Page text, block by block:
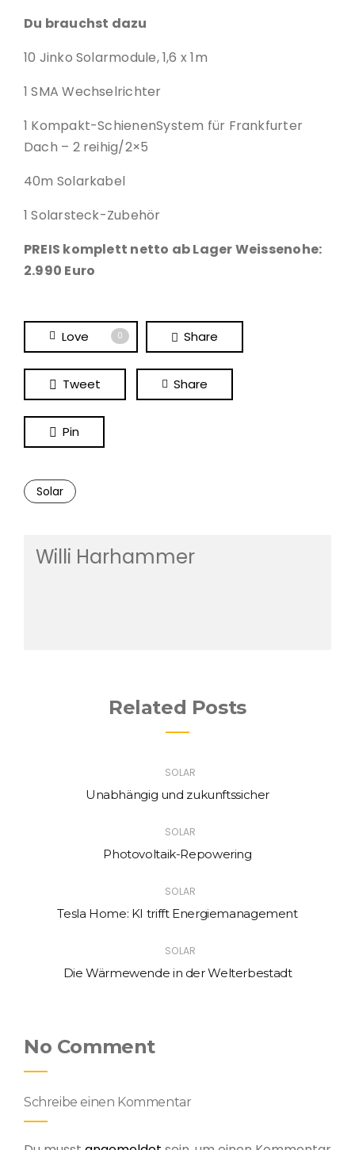
Du brauchst dazu
10 Jinko Solarmodule, 1,6 x 1m
1 SMA Wechselrichter
1 Kompakt-SchienenSystem für Frankfurter
Dach – 2 reihig/2×5
40m Solarkabel
1 Solarsteck-Zubehör
PREIS komplett netto ab Lager Weissenohe:
2.990 Euro
Love 0 Share
Tweet Share
Pin
Solar
Willi Harhammer
Related Posts
SOLAR
Unabhängig und zukunftssicher
SOLAR
Photovoltaik-Repowering
SOLAR
Tesla Home: KI trifft Energiemanagement
SOLAR
Die Wärmewende in der Welterbestadt
No Comment
Schreibe einen Kommentar